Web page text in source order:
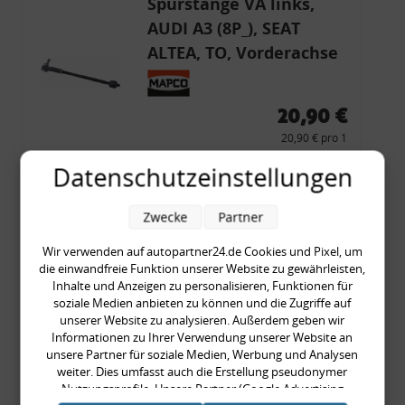
AUDI A3 (8P_), SEAT
ALTEA, TO, Vorderachse
links, Set, AUDI, SEAT,
SKODA, VW
20,90 €
20,90 € pro 1
inkl. gesetzl. MwSt., zzgl.Versandkosten
Merkzettel
Zum Artikel
Spurstange VA rechts,
AUDI A3 (8P_), SEAT
ALTEA, T, Vorderachse
rechts, Set, AUDI, SEAT,
SKODA, VW
Datenschutzeinstellungen
Wir verwenden auf autopartner24.de Cookies und Pixel, um
die einwandfreie Funktion unserer Website zu gewährleisten,
Inhalte und Anzeigen zu personalisieren, Funktionen für
soziale Medien anbieten zu können und die Zugriffe auf
unserer Website zu analysieren. Außerdem geben wir
Informationen zu Ihrer Verwendung unserer Website an
unsere Partner für soziale Medien, Werbung und Analysen
weiter. Dies umfasst auch die Erstellung pseudonymer
Nutzungsprofile. Unsere Partner (Google Advertising
Zwecke Partner